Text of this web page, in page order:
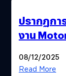
ปรากฏกา
งาน
08/12/2025
Read More